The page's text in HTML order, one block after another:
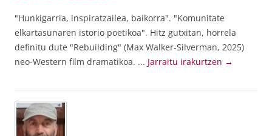
"Hunkigarria, inspiratzailea, baikorra". "Komunitate
elkartasunaren istorio poetikoa". Hitz gutxitan, horrela
definitu dute "Rebuilding" (Max Walker-Silverman, 2025)
neo-Western film dramatikoa. ... Jarraitu irakurtzen →